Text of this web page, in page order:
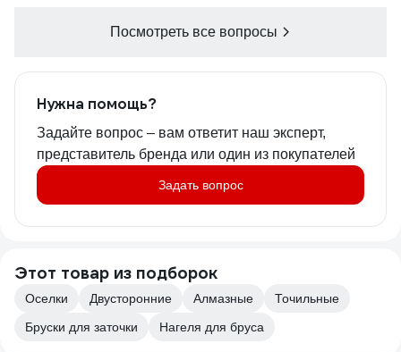
Посмотреть все вопросы
Нужна помощь?
Задайте вопрос – вам ответит наш эксперт,
представитель бренда или один из покупателей
Задать вопрос
Этот товар из подборок
Оселки Двусторонние Алмазные
Точильные
Бруски для заточки
Нагеля для бруса